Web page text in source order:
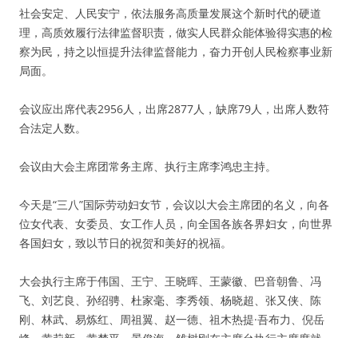
社会安定、人民安宁，依法服务高质量发展这个新时代的硬道
理，高质效履行法律监督职责，做实人民群众能体验得实惠的检
察为民，持之以恒提升法律监督能力，奋力开创人民检察事业新
局面。
会议应出席代表2956人，出席2877人，缺席79人，出席人数符
合法定人数。
会议由大会主席团常务主席、执行主席李鸿忠主持。
今天是“三八”国际劳动妇女节，会议以大会主席团的名义，向各
位女代表、女委员、女工作人员，向全国各族各界妇女，向世界
各国妇女，致以节日的祝贺和美好的祝福。
大会执行主席于伟国、王宁、王晓晖、王蒙徽、巴音朝鲁、冯
飞、刘艺良、孙绍骋、杜家毫、李秀领、杨晓超、张又侠、陈
刚、林武、易炼红、周祖翼、赵一德、祖木热提·吾布力、倪岳